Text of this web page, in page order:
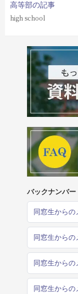
高等部の記事
high school
バックナンバー
同窓生からの
同窓生からの
同窓生からの
同窓生からの